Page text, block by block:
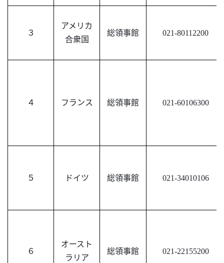
３
アメリカ
合衆国
総領事館 021-80112200
４ フランス 総領事館 021-60106300
５ ドイツ 総領事館 021-34010106
６
オースト
ラリア
総領事館 021-22155200